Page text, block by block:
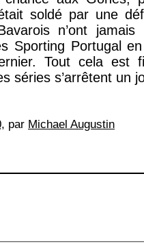
soldé par une
n’ont
Sporting Portugal
Tout cela est
séries s’arrêtent un
, par Michael Augustin